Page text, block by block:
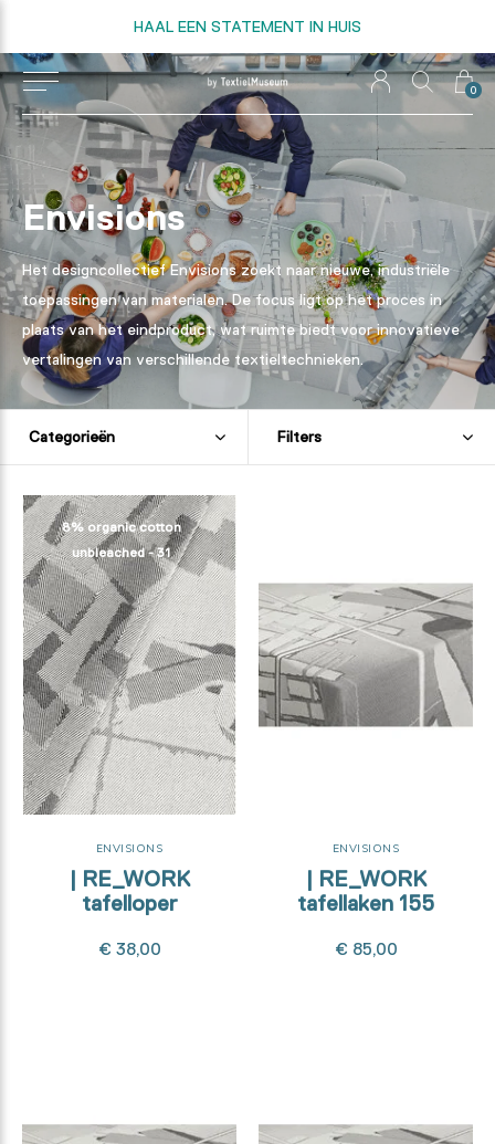
0
HAAL EEN STATEMENT IN HUIS
Envisions
Het designcollectief Envisions zoekt naar nieuwe, industriële
toepassingen van materialen. De focus ligt op het proces in
plaats van het eindproduct, wat ruimte biedt voor innovatieve
vertalingen van verschillende textieltechnieken.
Categorieën Filters
8% organic cotton
unbleached - 31
ENVISIONS
| RE_WORK
tafelloper
€ 38,00
ENVISIONS
| RE_WORK
tafellaken 155
€ 85,00